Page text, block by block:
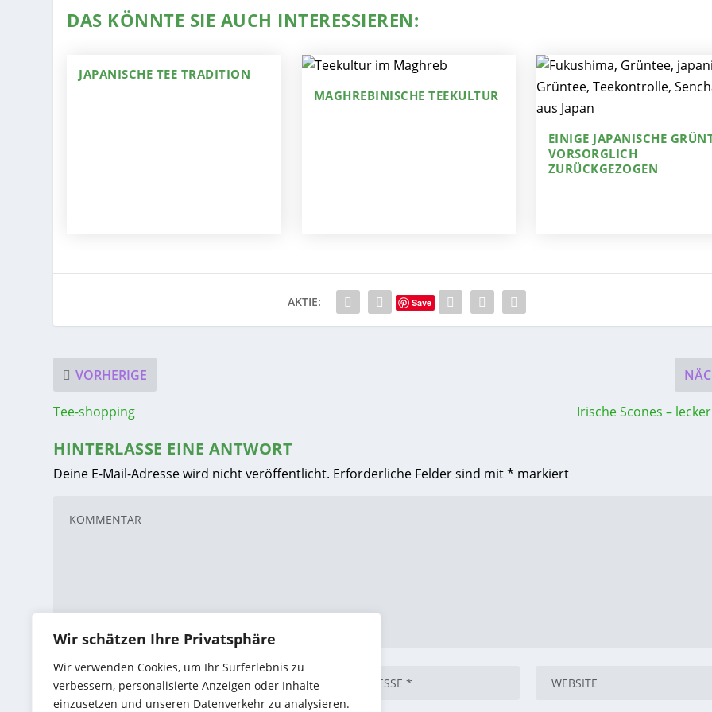
Wir schätzen Ihre Privatsphäre
Wir verwenden Cookies, um Ihr Surferlebnis zu
verbessern, personalisierte Anzeigen oder Inhalte
einzusetzen und unseren Datenverkehr zu analysieren.
DAS KÖNNTE SIE AUCH INTERESSIEREN:
JAPANISCHE TEE TRADITION
MAGHREBINISCHE TEEKULTUR
EINIGE JAPANISCHE
VORSORGLICH
ZURÜCKGEZOGEN
AKTIE: Save
VORHERIGE
Tee-shopping Irische Scones –
HINTERLASSE EINE ANTWORT
Deine E-Mail-Adresse wird nicht veröffentlicht. Erforderliche Felder sind mit* markiert